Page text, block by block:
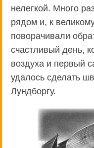
нелегкой. Много
рядом и, к
поворачивали
счастливый день,
воздуха и первый
удалось сделать
Лундборгу.